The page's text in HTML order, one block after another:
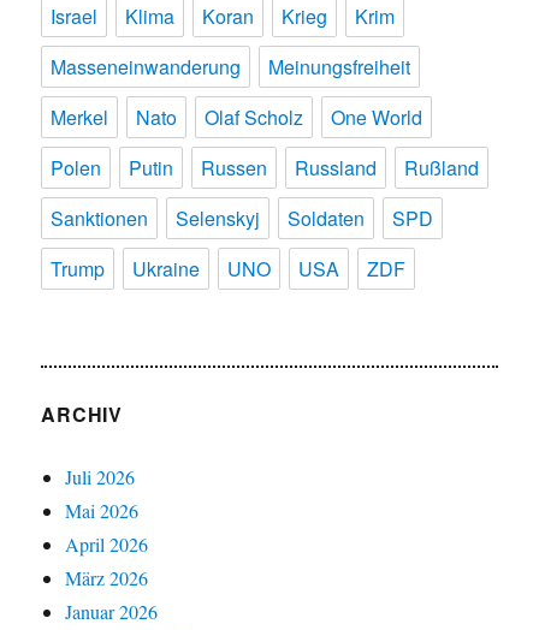
Israel
Klima Koran Krieg
Krim
Masseneinwanderung
Meinungsfreiheit
Merkel
Nato Olaf Scholz
One World
Polen
Putin Russen Russland
Rußland
Sanktionen
Selenskyj Soldaten
SPD
Trump
Ukraine UNO USA ZDF
ARCHIV
Juli 2026
Mai 2026
April 2026
März 2026
Januar 2026